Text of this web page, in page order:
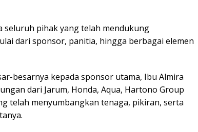
seluruh pihak yang telah mendukung
dari sponsor, panitia, hingga berbagai elemen
besarnya kepada sponsor utama, Ibu Almira
dari Jarum, Honda, Aqua, Hartono Group
telah menyumbangkan tenaga, pikiran, serta